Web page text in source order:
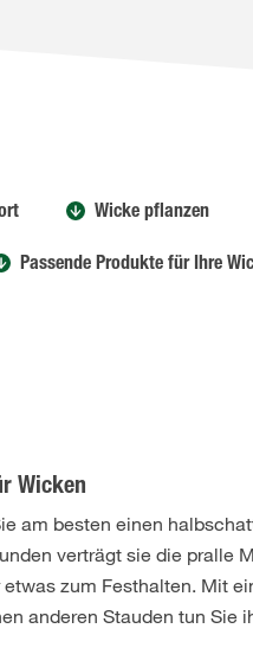
Wicke pflanzen
Passende Produkte für Ihre
Wicken
am besten einen
verträgt sie die pralle
zum Festhalten. Mit
anderen Stauden tun Sie